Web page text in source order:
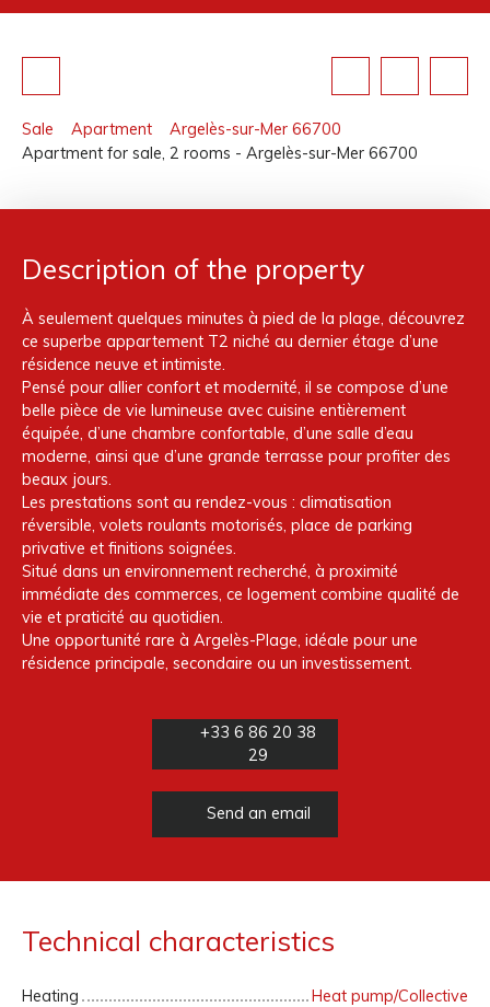
Sale Apartment
Argelès-sur-Mer 66700
Apartment for sale, 2 rooms - Argelès-sur-Mer 66700
Description of the property
À seulement quelques minutes à pied de la plage, découvrez
ce superbe appartement T2 niché au dernier étage d’une
résidence neuve et intimiste.
Pensé pour allier confort et modernité, il se compose d’une
belle pièce de vie lumineuse avec cuisine entièrement
équipée, d’une chambre confortable, d’une salle d’eau
moderne, ainsi que d’une grande terrasse pour profiter des
beaux jours.
Les prestations sont au rendez-vous : climatisation
réversible, volets roulants motorisés, place de parking
privative et finitions soignées.
Situé dans un environnement recherché, à proximité
immédiate des commerces, ce logement combine qualité de
vie et praticité au quotidien.
Une opportunité rare à Argelès-Plage, idéale pour une
résidence principale, secondaire ou un investissement.
+33 6 86 20 38
29
Send an email
Technical characteristics
Heating
Heat pump/Collective